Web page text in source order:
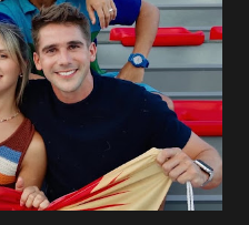
seduzi-lo. Manuel avisa a
de Gabriel com Joana.
as suspeitas pelo
apontando que ele poderia
Artur informa a Gabriel
outra paciente, que está